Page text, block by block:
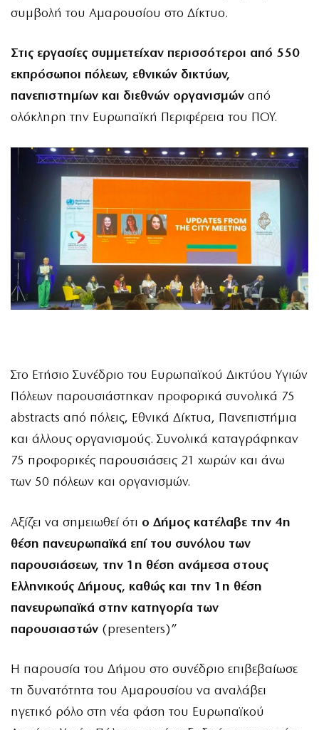
συμβολή του Αμαρουσίου στο Δίκτυο.
Στις εργασίες συμμετείχαν περισσότεροι από 550
εκπρόσωποι πόλεων, εθνικών δικτύων,
πανεπιστημίων και διεθνών οργανισμών από
ολόκληρη την Ευρωπαϊκή Περιφέρεια του ΠΟΥ.
Στο Ετήσιο Συνέδριο του Ευρωπαϊκού Δικτύου Υγιών
Πόλεων παρουσιάστηκαν προφορικά συνολικά 75
abstracts από πόλεις, Εθνικά Δίκτυα, Πανεπιστήμια
και άλλους οργανισμούς. Συνολικά καταγράφηκαν
75 προφορικές παρουσιάσεις 21 χωρών και άνω
των 50 πόλεων και οργανισμών.
Αξίζει να σημειωθεί ότι ο Δήμος κατέλαβε την 4η
θέση πανευρωπαϊκά επί του συνόλου των
παρουσιάσεων, την 1η θέση ανάμεσα στους
Ελληνικούς Δήμους, καθώς και την 1η θέση
πανευρωπαϊκά στην κατηγορία των
παρουσιαστών (presenters)”
Η παρουσία του Δήμου στο συνέδριο επιβεβαίωσε
τη δυνατότητα του Αμαρουσίου να αναλάβει
ηγετικό ρόλο στη νέα φάση του Ευρωπαϊκού